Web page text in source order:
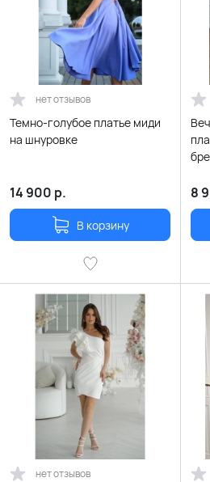
нет отзывов
Темно-голубое платье миди
на шнуровке
14 900 р.
В корзину
8
нет отзывов